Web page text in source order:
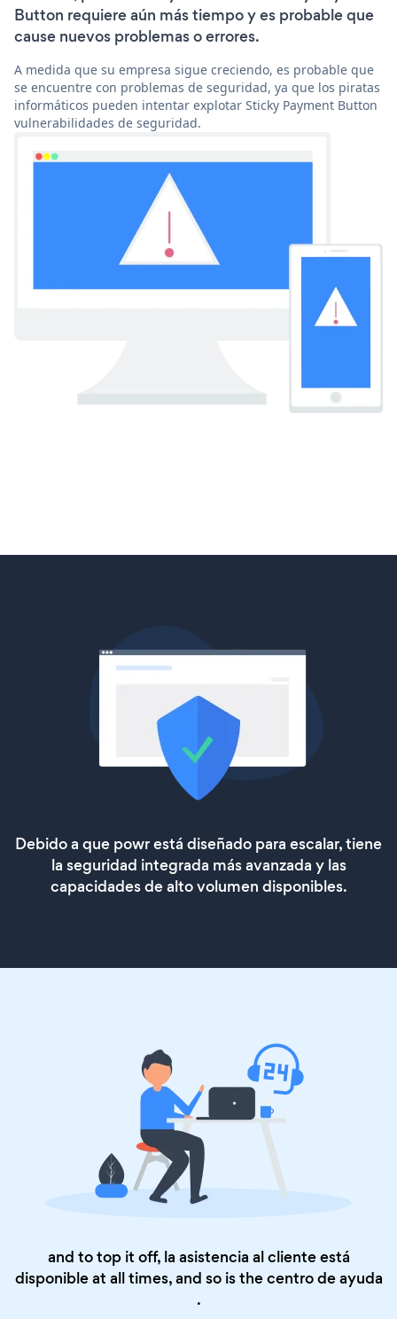
Button requiere aún más tiempo y es probable que
cause nuevos problemas o errores.
A medida que su empresa sigue creciendo, es probable que
se encuentre con problemas de seguridad, ya que los piratas
informáticos pueden intentar explotar Sticky Payment Button
vulnerabilidades de seguridad.
Debido a que powr está diseñado para escalar, tiene
la seguridad integrada más avanzada y las
capacidades de alto volumen disponibles.
and to top it off, la asistencia al cliente está
disponible at all times, and so is thecentro de ayuda
.